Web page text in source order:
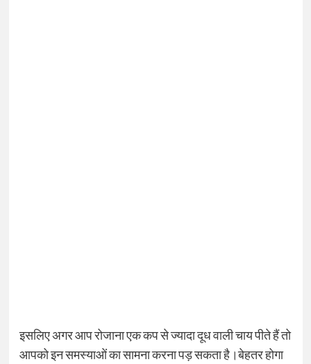
इसलिए अगर आप रोजाना एक कप से ज्यादा दूध वाली चाय पीते हैं तो
आपको इन समस्याओं का सामना करना पड़ सकता है।बेहतर होगा